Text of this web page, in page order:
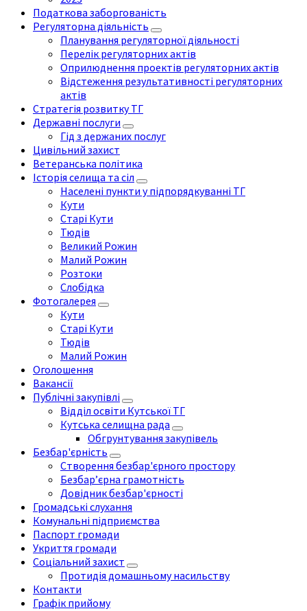
Податкова заборгованість
Регуляторна діяльність
Планування регуляторної діяльності
Перелік регуляторних актів
Оприлюднення проектів регуляторних актів
Відстеження результативності регуляторних
актів
Стратегія розвитку ТГ
Державні послуги
Гід з держаних послуг
Цивільний захист
Ветеранська політика
Історія селища та сіл
Населені пункти у підпорядкуванні ТГ
Кути
Старі Кути
Тюдів
Великий Рожин
Малий Рожин
Розтоки
Слобідка
Фотогалерея
Кути
Старі Кути
Тюдів
Малий Рожин
Оголошення
Вакансії
Публічні закупівлі
Відділ освіти Кутської ТГ
Кутська селищна рада
Обгрунтування закупівель
Безбар'єрність
Створення безбар'єрного простору
Безбар’єрна грамотність
Довідник безбар'єрності
Громадські слухання
Комунальні підприємства
Паспорт громади
Укриття громади
Соціальний захист
Протидія домашньому насильству
Контакти
Графік прийому